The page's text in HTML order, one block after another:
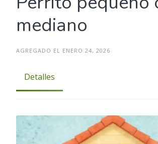
mediano
AGREGADO EL ENERO 24, 2026
Detalles